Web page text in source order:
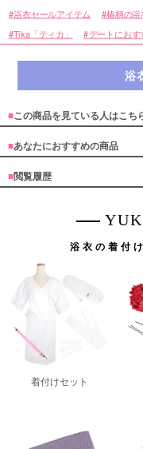
浴衣セールアイテム 椿柄の浴
Tika「ティカ」 デートにおす
浴
■この商品を見ている人はこち
■あなたにおすすめの商品
■閲覧履歴
浴衣の着付
着付けセット